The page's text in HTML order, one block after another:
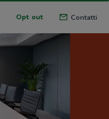
Opt out Contatti